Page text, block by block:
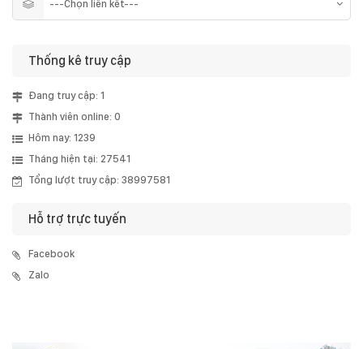
Thống kê truy cập
Đang truy cập: 1
Thành viên online: 0
Hôm nay: 1239
Tháng hiện tại: 27541
Tổng lượt truy cập: 38997581
Hỗ trợ trực tuyến
Facebook
Zalo